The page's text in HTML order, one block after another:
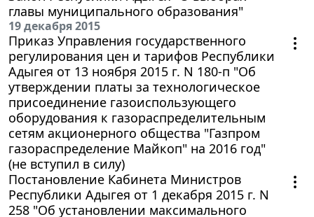
главы муниципального образования"
19 декабря 2015
Приказ Управления государственного
регулирования цен и тарифов Республики
Адыгея от 13 ноября 2015 г. N 180-п "Об
утверждении платы за технологическое
присоединение газоиспользующего
оборудования к газораспределительным
сетям акционерного общества "Газпром
газораспределение Майкоп" на 2016 год"
(не вступил в силу)
Постановление Кабинета Министров
Республики Адыгея от 1 декабря 2015 г. N
258 "Об установлении максимального